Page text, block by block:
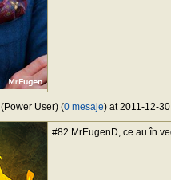
(Power User) (0 mesaje) at 2011-12-
#82 MrEugenD, ce au în